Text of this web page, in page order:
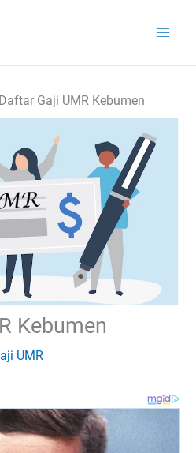
Daftar Gaji UMR Kebumen
Kebumen
UMR